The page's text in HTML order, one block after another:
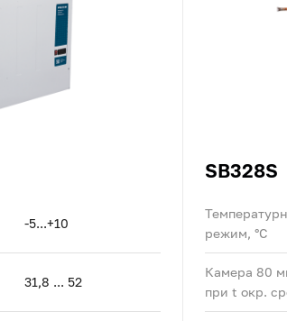
-5...+10
31,8 ... 52
SB328S
режим, °C
Камера 80
при t окр.